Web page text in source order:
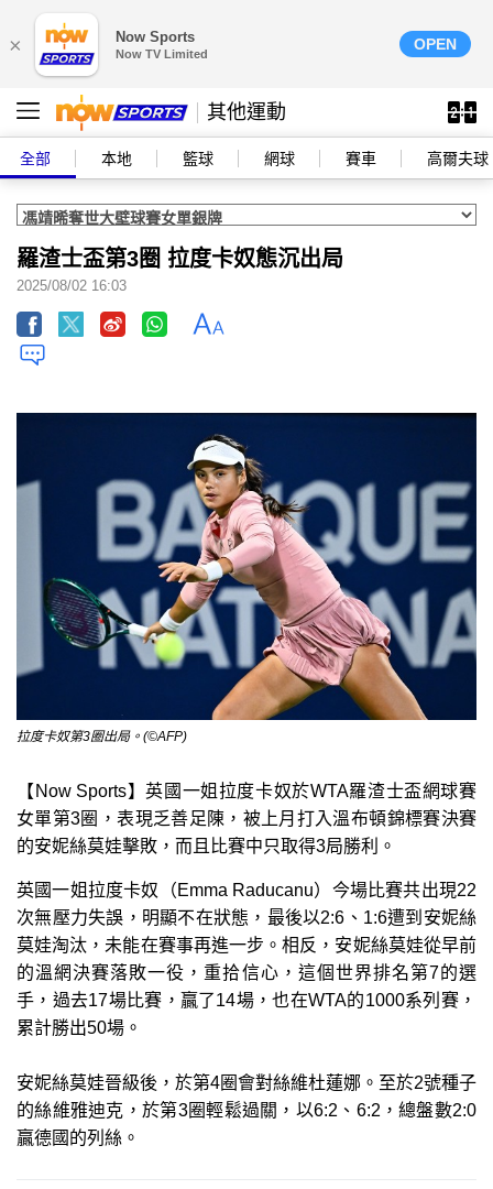
× Now Sports
Now TV Limited
OPEN
其他運動
全部 本地 籃球 網球 賽車 高爾夫球
羅渣士盃第3圈 拉度卡奴態沉出局
2025/08/02 16:03
拉度卡奴第3圈出局。(©AFP)
【Now Sports】英國一姐拉度卡奴於WTA羅渣士盃網球賽
女單第3圈，表現乏善足陳，被上月打入溫布頓錦標賽決賽
的安妮絲莫娃擊敗，而且比賽中只取得3局勝利。
英國一姐拉度卡奴（Emma Raducanu）今場比賽共出現22
次無壓力失誤，明顯不在狀態，最後以2:6、1:6遭到安妮絲
莫娃淘汰，未能在賽事再進一步。相反，安妮絲莫娃從早前
的溫網決賽落敗一役，重拾信心，這個世界排名第7的選
手，過去17場比賽，贏了14場，也在WTA的1000系列賽，
累計勝出50場。
安妮絲莫娃晉級後，於第4圈會對絲維杜蓮娜。至於2號種子
的絲維雅迪克，於第3圈輕鬆過關，以6:2、6:2，總盤數2:0
贏德國的列絲。